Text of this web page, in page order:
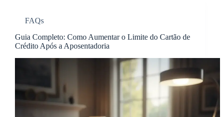
FAQs
Guia Completo: Como Aumentar o Limite do Cartão de
Crédito Após a Aposentadoria